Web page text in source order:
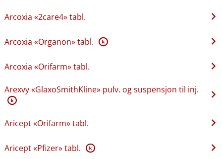
Arcoxia «2care4» tabl.
Arcoxia «Organon» tabl. K
Arcoxia «Orifarm» tabl.
Arexvy «GlaxoSmithKline» pulv. og suspensjon til inj.
K
Aricept «Orifarm» tabl.
Aricept «Pfizer» tabl. K